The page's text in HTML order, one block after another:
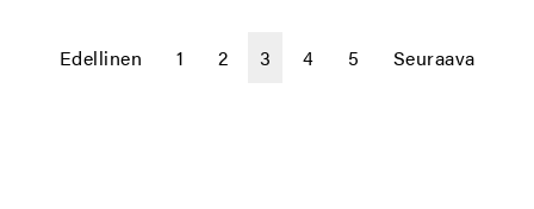
Edellinen 1 2 3 4 5 Seuraava